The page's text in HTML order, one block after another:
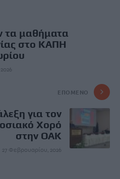
τα μαθήματα
στο ΚΑΠΗ
ΕΠΌΜΕΝΟ
για τον
Χορό
στην ΟΑΚ
27 Φεβρουαρίου, 2026